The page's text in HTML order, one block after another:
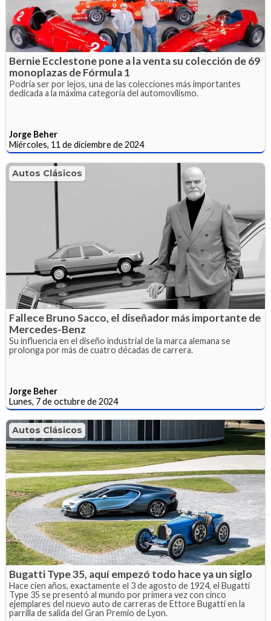
Bernie Ecclestone pone a la venta su colección de 69
monoplazas de Fórmula 1
Podría ser por lejos, una de las colecciones más importantes
dedicada a la máxima categoría del automovilismo.
Jorge Beher
Miércoles, 11 de diciembre de 2024
Autos Clásicos
Fallece Bruno Sacco, el diseñador más importante de
Mercedes-Benz
Su influencia en el diseño industrial de la marca alemana se
prolonga por más de cuatro décadas de carrera.
Jorge Beher
Lunes, 7 de octubre de 2024
Autos Clásicos
Bugatti Type 35, aquí empezó todo hace ya un siglo
Hace cien años, exactamente el 3 de agosto de 1924, el Bugatti
Type 35 se presentó al mundo por primera vez con cinco
ejemplares del nuevo auto de carreras de Ettore Bugatti en la
parrilla de salida del Gran Premio de Lyon.